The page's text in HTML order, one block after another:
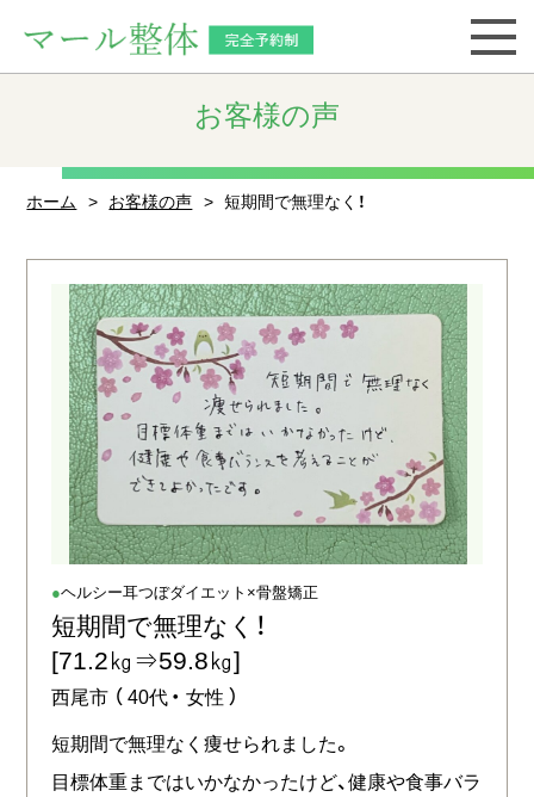
お客様の声
ホーム お客様の声 短期間で無理なく！
ヘルシー耳つぼダイエット×骨盤矯正
短期間で無理なく！
[71.2㎏⇒59.8㎏]
西尾市 （40代 女性 ）
短期間で無理なく痩せられました。
目標体重まではいかなかったけど、健康や食事バラ